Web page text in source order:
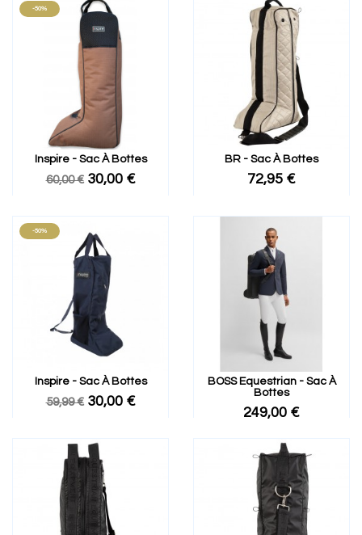
Inspire - Sac À Bottes
60,00 € 30,00 €
-50%
BR - Sac À Bottes
72,95 €
Inspire - Sac À Bottes
59,99 € 30,00 €
-50%
BOSS Equestrian - Sac À
Bottes
249,00 €